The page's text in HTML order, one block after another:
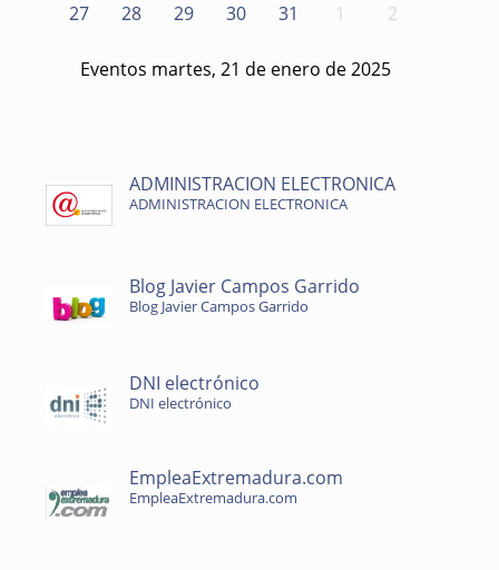
27
28 29 30 31 1 2
Eventos martes, 21 de enero de 2025
ADMINISTRACION ELECTRONICA
ADMINISTRACION ELECTRONICA
Blog Javier Campos Garrido
Blog Javier Campos Garrido
DNI electrónico
DNI electrónico
EmpleaExtremadura.com
EmpleaExtremadura.com